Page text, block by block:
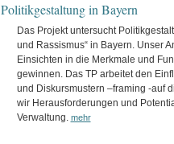
Politikgestaltung in Bayern
Das Projekt untersucht
und Rassismus“ in Bayern. Unser
Einsichten in die Merkmale und
gewinnen. Das TP arbeitet den
und Diskursmustern –framing -auf
wir Herausforderungen und
Verwaltung. mehr